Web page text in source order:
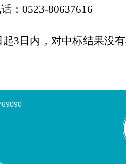
： 0523-80637616
3 日内，对中标结果没